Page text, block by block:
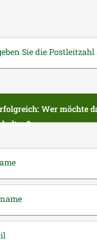
Sie die Postleitzahl
Wer möchte